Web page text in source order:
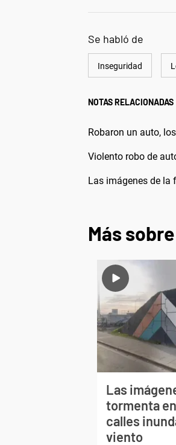
Se habló de
Inseguridad
NOTAS RELACIONADAS
Robaron un auto,
Violento robo de
Las imágenes de la
Más
Las
tormenta
calles
viento